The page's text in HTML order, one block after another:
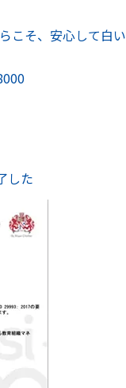
こそ、安心して白い
した